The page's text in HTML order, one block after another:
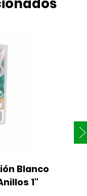
Blanco
1"